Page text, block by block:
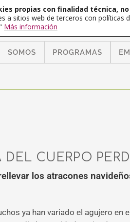
SOMOS PROGRAMAS
DEL CUERPO
los atracones
ya han variado el agujero
propias con finalidad técnica,
a sitios web de terceros con políticas
Más información